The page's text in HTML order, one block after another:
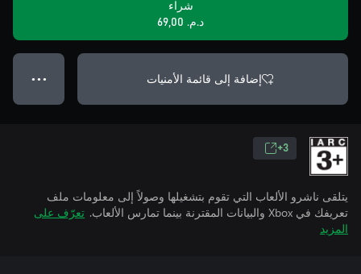
شراء
د.م.‏ 69,00
إضافة إلى قائمة الأمنيات ● ● ●
3+
يتلقى ناشرو الألعاب التي تقوم بتشغيلها وصولاً إلى معلومات ملف
تعريفك في Xbox والبيانات المقترنة بينما تمارس الألعاب.
تعرّف على
المزيد